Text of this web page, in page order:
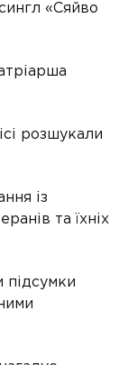
«Сяйво
розшукали
із
та їхніх
підсумки